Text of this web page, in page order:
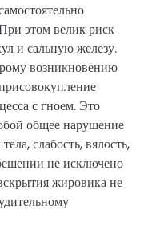
этом велик риск
и сальную железу.
возникновению
с гноем. Это
общее нарушение
слабость, вялость,
не исключено
жировика не